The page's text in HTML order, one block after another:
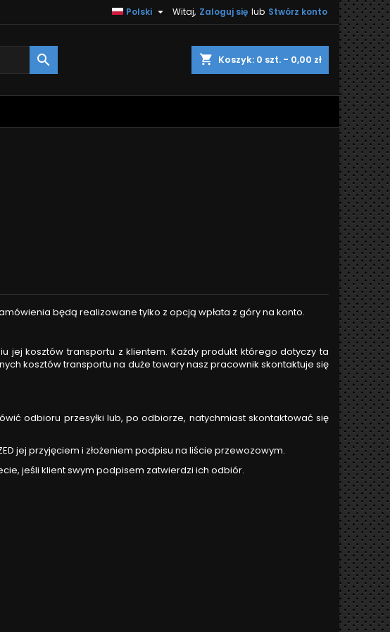
Witaj, Zaloguj się lub Stwórz konto
Polski 
shopping_cart Koszyk: 0 szt. - 0,00 zł

będą realizowane tylko z opcją wpłata z góry na konto.
jej kosztów transportu z klientem. Każdy produkt którego dotyczy ta
kosztów transportu na duże towary nasz pracownik skontaktuje się
odbioru przesyłki lub, po odbiorze, natychmiast skontaktować się
jej przyjęciem i złożeniem podpisu na liście przewozowym.
jeśli klient swym podpisem zatwierdzi ich odbiór.